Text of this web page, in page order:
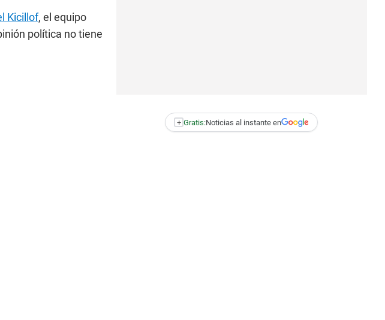
Kicillof, el equipo
política no tiene
+ Gratis:Noticias al instante en